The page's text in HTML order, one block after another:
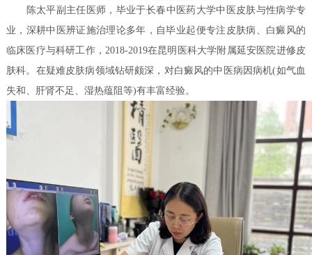
陈太平副主任医师，毕业于长春中医药大学中医皮肤与性病学专
业，深耕中医辨证施治理论多年，自毕业起便专注皮肤病、白癜风的
临床医疗与科研工作，2018-2019在昆明医科大学附属延安医院进修皮
肤科。在疑难皮肤病领域钻研颇深，对白癜风的中医病因病机(如气血
失和、肝肾不足、湿热蕴阻等)有丰富经验。